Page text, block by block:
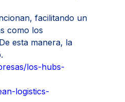
facilitando un
como los
esta manera, la
los-hubs-
logistics-